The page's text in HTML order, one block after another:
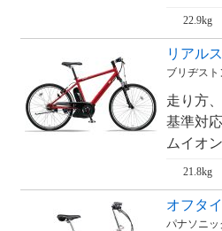
22.9kg
リアル
ブリヂスト
走り方
基準対
ムイオ
21.8kg
オフタ
パナソニッ